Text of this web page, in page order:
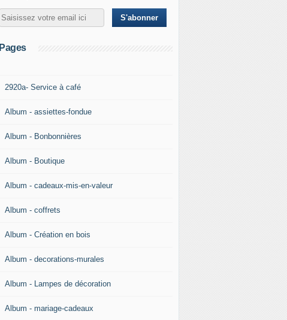
Pages
2920a- Service à café
Album - assiettes-fondue
Album - Bonbonnières
Album - Boutique
Album - cadeaux-mis-en-valeur
Album - coffrets
Album - Création en bois
Album - decorations-murales
Album - Lampes de décoration
Album - mariage-cadeaux